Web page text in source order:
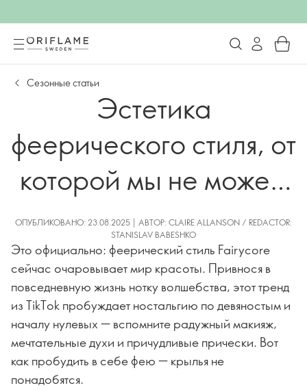
Сезонные статьи
Эстетика
феерического стиля, от
которой мы не можем
отказаться
ОПУБЛИКОВАНО: 23.08.2025 | АВТОР: CLAIRE ALLANSON / REDACTOR:
STANISLAV BABESHKO
Это официально: феерический стиль Fairycore
сейчас очаровывает мир красоты. Привнося в
повседневную жизнь нотку волшебства, этот тренд
из TikTok пробуждает ностальгию по девяностым и
началу нулевых — вспомните радужный макияж,
мечтательные духи и причудливые прически. Вот
как пробудить в себе фею — крылья не
понадобятся.